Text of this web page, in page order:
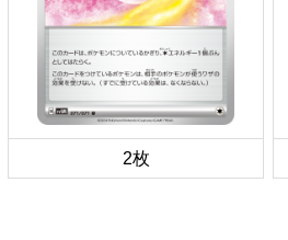
2枚